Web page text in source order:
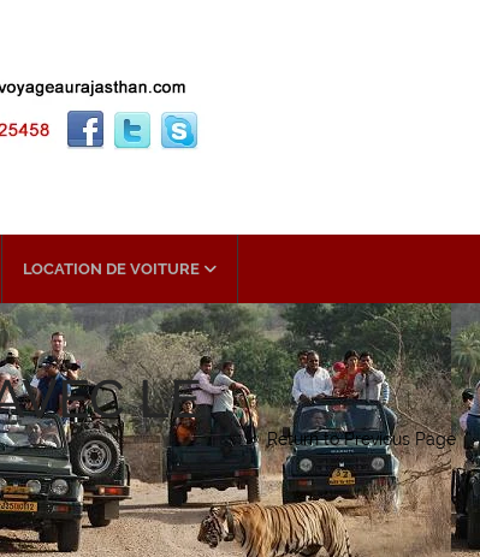
LOCATION DE VOITURE
LE
Return to Previous Page